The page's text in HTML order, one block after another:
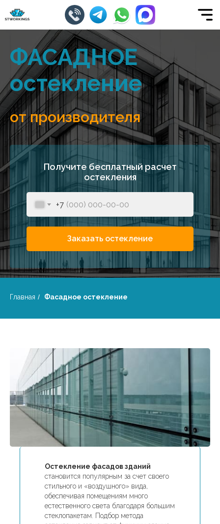
ФАСАДНОЕ
остекление
от производителя
Получите бесплатный расчет
остекления
+7
Заказать остекление
Главная / Фасадное остекление
Остекление фасадов зданий
становится популярным за счет своего
стильного и «воздушного» вида,
обеспечивая помещениям много
естественного света благодаря большим
стеклопакетам. Подбор метода